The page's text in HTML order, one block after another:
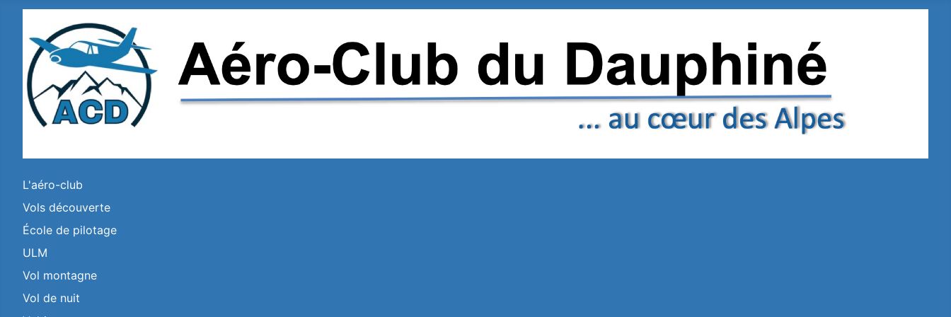
L'aéro-club
Vols découverte
École de pilotage
ULM
Vol montagne
Vol de nuit